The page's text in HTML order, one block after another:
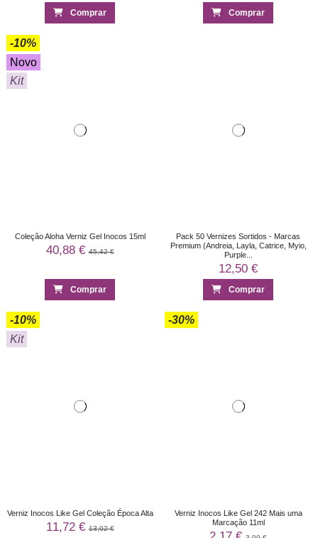
Comprar Comprar
-10%
Novo
Kit
Coleção Aloha Verniz Gel Inocos 15ml
40,88 €45,42 €
Comprar
Pack 50 Vernizes Sortidos - Marcas
Premium (Andreia, Layla, Catrice, Myio,
Purple...
12,50 €
Comprar
-10%
Kit
Verniz Inocos Like Gel Coleção Época Alta
11,72 €13,02 €
-30%
Verniz Inocos Like Gel 242 Mais uma
Marcação 11ml